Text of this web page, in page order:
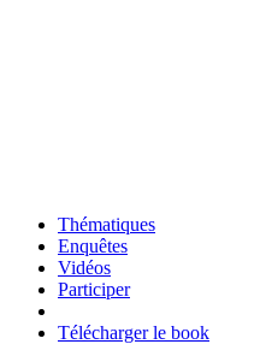
Thématiques
Enquêtes
Vidéos
Participer
Télécharger le book